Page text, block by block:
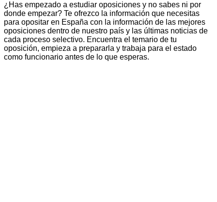
¿Has empezado a estudiar oposiciones y no sabes ni por
donde empezar? Te ofrezco la información que necesitas
para opositar en España con la información de las mejores
oposiciones dentro de nuestro país y las últimas noticias de
cada proceso selectivo. Encuentra el temario de tu
oposición, empieza a prepararla y trabaja para el estado
como funcionario antes de lo que esperas.